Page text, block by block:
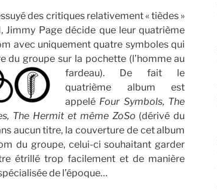
des critiques relativement « tièdes »
Jimmy Page décide que leur quatrième
avec uniquement quatre symboles qui
du groupe sur la pochette (l’homme au
fardeau). De fait le
quatrième album est
appelé Four Symbols, The
The Hermit et même ZoSo (dérivé du
aucun titre, la couverture de cet album
du groupe, celui-ci souhaitant garder
étrillé trop facilement et de manière
de l’époque…